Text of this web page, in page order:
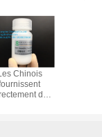
Chinois
de